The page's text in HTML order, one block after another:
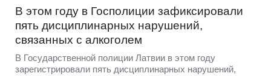
В этом году в Госполиции зафиксировали
пять дисциплинарных нарушений,
связанных с алкоголем
В Государственной полиции Латвии в этом году
зарегистрировали пять дисциплинарных нарушений,